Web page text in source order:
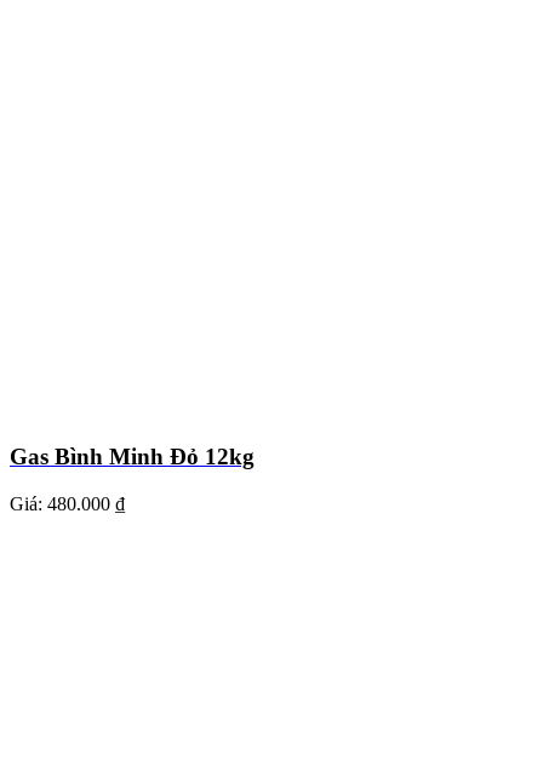
Gas Bình Minh Đỏ 12kg
Giá: 480.000 ₫